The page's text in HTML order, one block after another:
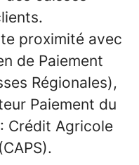
proximité avec
de Paiement
Régionales),
Paiement du
Crédit Agricole